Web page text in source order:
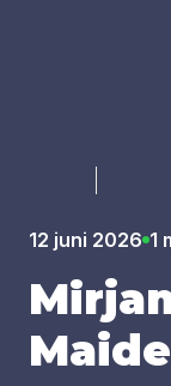
12 juni 2026 1